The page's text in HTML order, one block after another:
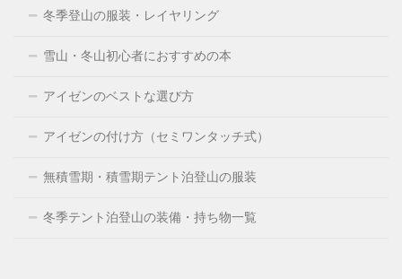
冬季登山の服装・レイヤリング
雪山・冬山初心者におすすめの本
アイゼンのベストな選び方
アイゼンの付け方（セミワンタッチ式）
無積雪期・積雪期テント泊登山の服装
冬季テント泊登山の装備・持ち物一覧